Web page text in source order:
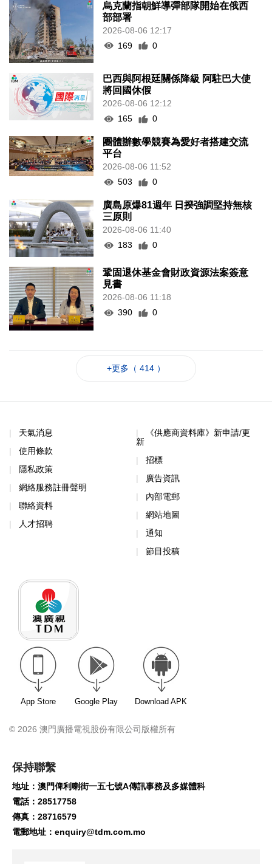
烏克蘭指朝鮮導彈部隊開始在俄西
部部署
2026-08-06 12:17
169
0
巴西與阿根廷關係降級 阿駐巴大使
將回國休假
2026-08-06 12:12
165
0
團體辦數學競賽為愛好者搭建交流
平台
2026-08-06 11:52
503
0
廣島原爆81週年 日揆強調堅持無核
三原則
2026-08-06 11:40
183
0
鞏固退休基金會財政資源法案簽意
見書
2026-08-06 11:18
390
0
+更多（ 414 ）
天氣消息
使用條款
隱私政策
網絡服務註冊聲明
聯絡資料
人才招聘
《供應商資料庫》新申請/更
新
招標
廣告資訊
內部電郵
網站地圖
通知
節目投稿
App Store Google Play Download APK
© 2026 澳門廣播電視股份有限公司版權所有
保持聯繫
地址：澳門俾利喇街一五七號A傳訊事務及多媒體科
電話：28517758
傳真：28716579
電郵地址： enquiry@tdm.com.mo